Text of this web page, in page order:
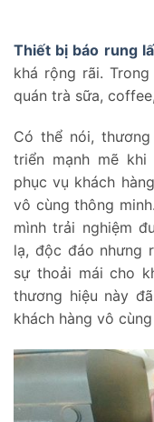
Thiết bị báo rung
khá rộng rãi.
quán trà sữa,
Có thể nói,
triển mạnh mẽ
phục vụ khách
vô cùng thông
mình trải nghiệm
lạ, độc đáo nhưng
sự thoải mái cho
thương hiệu này
khách hàng vô